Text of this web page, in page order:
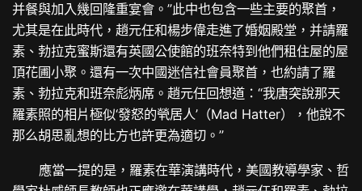
并餐與加入幾回隆重宴會。”此中也包含一些主要的聚首，
尤其是在此時代，趙元任和楊步偉走進了婚姻殿堂，并請羅
素、勃拉克蜜斯還有英國公使館的班奈特到他們租住屋的屋
頂花圃小聚。還有一次中國迷信社會員聚首，也約請了羅
素、勃拉克和班奈彪炳席。趙元任回想道：“我唐突說那天
羅素照的相片極似‘發怒的煢居人’（Mad Hatter），他說不
那么胡思亂想的比方也許更為適切。”
應當一提的是，羅素在華演講時代，美國教導學家、哲